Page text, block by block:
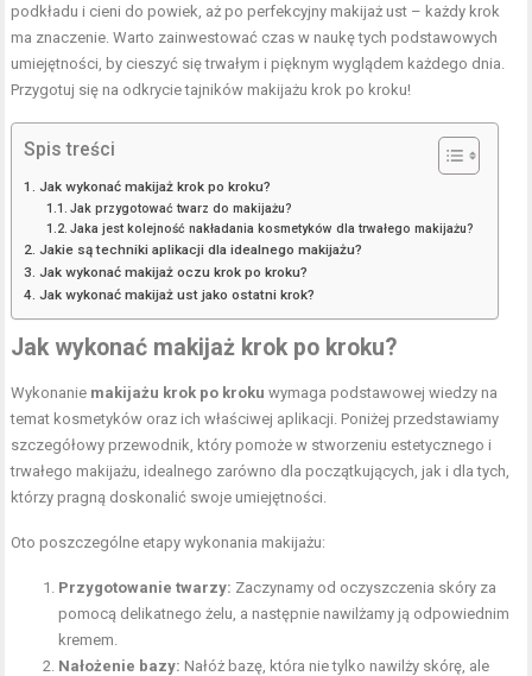
podkładu i cieni do powiek, aż po perfekcyjny makijaż ust – każdy krok
ma znaczenie. Warto zainwestować czas w naukę tych podstawowych
umiejętności, by cieszyć się trwałym i pięknym wyglądem każdego dnia.
Przygotuj się na odkrycie tajników makijażu krok po kroku!
Spis treści
Jak wykonać makijaż krok po kroku?
Jak przygotować twarz do makijażu?
Jaka jest kolejność nakładania kosmetyków dla trwałego makijażu?
Jakie są techniki aplikacji dla idealnego makijażu?
Jak wykonać makijaż oczu krok po kroku?
Jak wykonać makijaż ust jako ostatni krok?
Jak wykonać makijaż krok po kroku?
Wykonanie makijażu krok po kroku wymaga podstawowej wiedzy na
temat kosmetyków oraz ich właściwej aplikacji. Poniżej przedstawiamy
szczegółowy przewodnik, który pomoże w stworzeniu estetycznego i
trwałego makijażu, idealnego zarówno dla początkujących, jak i dla tych,
którzy pragną doskonalić swoje umiejętności.
Oto poszczególne etapy wykonania makijażu:
Przygotowanie twarzy: Zaczynamy od oczyszczenia skóry za
pomocą delikatnego żelu, a następnie nawilżamy ją odpowiednim
kremem.
Nałożenie bazy: Nałóż bazę, która nie tylko nawilży skórę, ale